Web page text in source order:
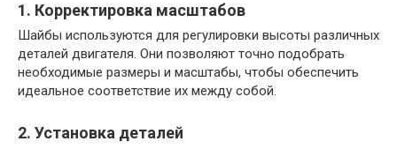
1. Корректировка масштабов
Шайбы используются для регулировки высоты различных
деталей двигателя. Они позволяют точно подобрать
необходимые размеры и масштабы, чтобы обеспечить
идеальное соответствие их между собой.
2. Установка деталей